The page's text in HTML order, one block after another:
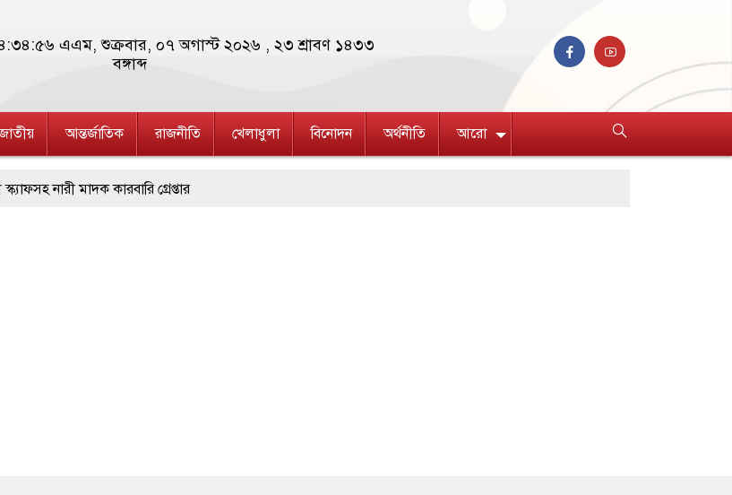
এএম, শুক্রবার, ০৭ অগাস্ট ২০২৬ , ২৩ শ্রাবণ ১৪৩৩
বঙ্গাব্দ
আন্তর্জাতিক রাজনীতি খেলাধুলা বিনোদন অর্থনীতি আরো
কারবারি গ্রেপ্তার